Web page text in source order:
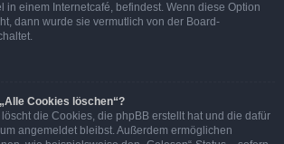
in einem Internetcafé, befindest. Wenn diese Option
dann wurde sie vermutlich von der Board-
Cookies löschen“?
löscht die Cookies, die phpBB erstellt hat und die dafür
angemeldet bleibst. Außerdem ermöglichen